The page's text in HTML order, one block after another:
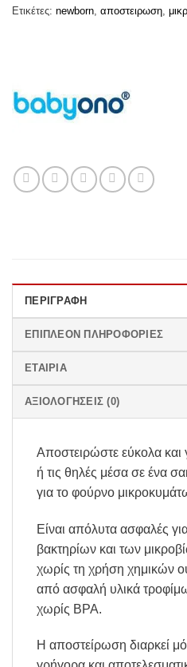
Ετικέτες: newborn αποστειρωση
ΠΕΡΙΓΡΑΦΉ
ΕΠΙΠΛΈΟΝ ΠΛΗΡΟΦΟΡΊΕΣ
ΕΤΑΙΡΊΑ
ΑΞΙΟΛΟΓΉΣΕΙΣ (0)
Αποστειρώστε εύκολα
ή τις θηλές μέσα σε ένα
για το φούρνο
Είναι απόλυτα ασφαλές
βακτηρίων και των
χωρίς τη χρήση χημικών
από ασφαλή υλικά
χωρίς BPA.
Η αποστείρωση διαρκεί